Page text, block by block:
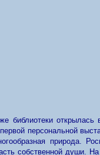
библиотеки открылась
персональной
природа.
собственной души.